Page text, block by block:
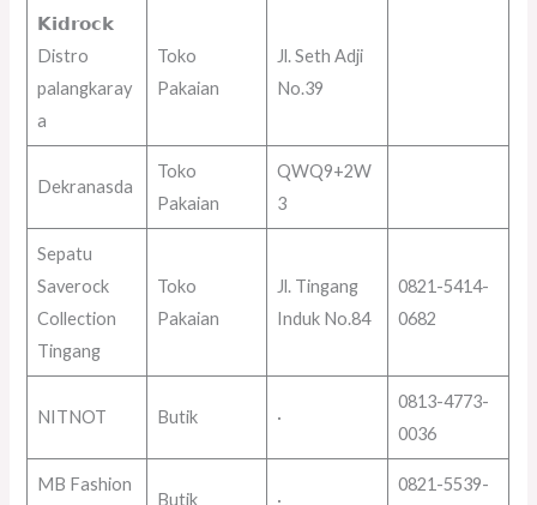
𝗞𝗶𝗱𝗿𝗼𝗰𝗸
Distro
palangkaray
a
Toko
Pakaian
Jl. Seth Adji
No.39
Dekranasda
Toko
Pakaian
QWQ9+2W
3
Sepatu
Saverock
Collection
Tingang
Toko
Pakaian
Jl. Tingang
Induk No.84
0821-5414-
0682
NITNOT Butik ·
0813-4773-
0036
MB Fashion
Butik ·
0821-5539-